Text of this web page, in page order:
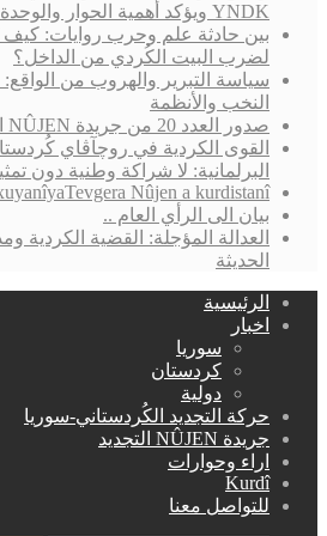
YNDK ويؤكد أهمية الحوار والوحدة الكُردستانية
بين حادثة علم وحرب روايات: كيف
لضرب البيت الكُردي من الداخل؟
سياسة التبرير والهروب من الواقع:
النخب والأنظمة
صدور العدد 20 من جريدة NÛJEN التجديد
القوى الكردية في روچآڤاي
البرلمانية: لا شراكة وطنية دون
Nûjen a kurdistanî:
بيان الى الرأي العام ..
العدالة المؤجلة: القضية الكردية
الحديثة
الرئيسية
اخبار
سوريا
كردستان
دولية
حركة التجديد الكُردستاني-سوريا
جريدة NÛJEN التجديد
اراء وحوارات
Kurdî
للتواصل معنا